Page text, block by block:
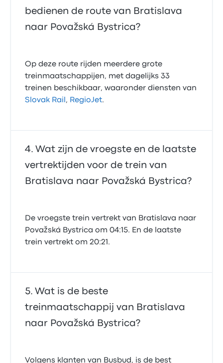
bedienen de route van Bratislava
naar Považská Bystrica?
Op deze route rijden meerdere grote
treinmaatschappijen, met dagelijks 33
treinen beschikbaar, waaronder diensten van
Slovak Rail , RegioJet.
Wat zijn de vroegste en de laatste
vertrektijden voor de trein van
Bratislava naar Považská Bystrica?
De vroegste trein vertrekt van Bratislava naar
Považská Bystrica om 04:15. En de laatste
trein vertrekt om 20:21.
Wat is de beste
treinmaatschappij van Bratislava
naar Považská Bystrica?
Volgens klanten van Busbud, is de best